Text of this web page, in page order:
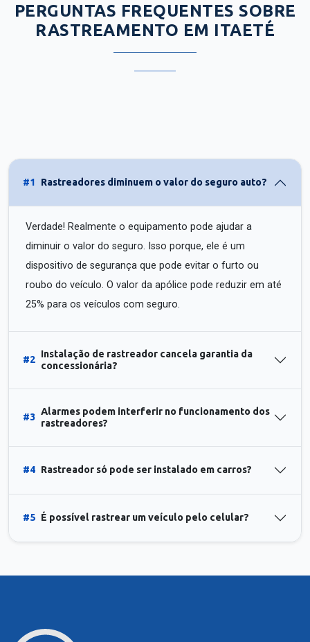
PERGUNTAS FREQUENTES SOBRE
RASTREAMENTO EM ITAETÉ
#1 Rastreadores diminuem o valor do seguro auto?
Verdade! Realmente o equipamento pode ajudar a
diminuir o valor do seguro. Isso porque, ele é um
dispositivo de segurança que pode evitar o furto ou
roubo do veículo. O valor da apólice pode reduzir em até
25% para os veículos com seguro.
#2
Instalação de rastreador cancela garantia da
concessionária?
#3
Alarmes podem interferir no funcionamento dos
rastreadores?
#4 Rastreador só pode ser instalado em carros?
#5 É possível rastrear um veículo pelo celular?